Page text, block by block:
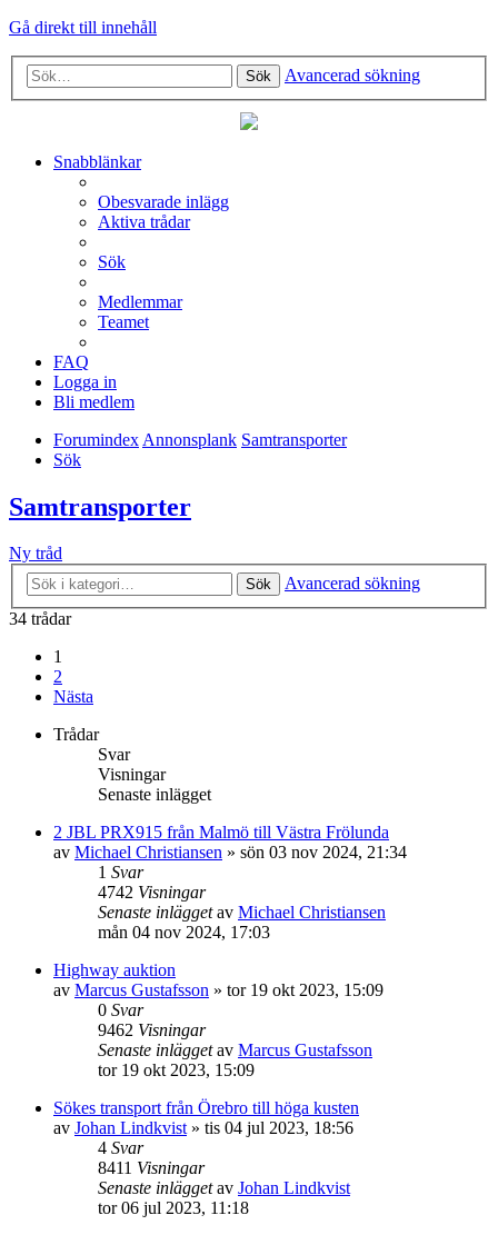
Gå direkt till innehåll
Sök Avancerad sökning
Snabblänkar
Obesvarade inlägg
Aktiva trådar
Sök
Medlemmar
Teamet
FAQ
Logga in
Bli medlem
Forumindex Annonsplank Samtransporter
Sök
Samtransporter
Ny tråd
Sök
Avancerad sökning
34 trådar
1
2
Nästa
Trådar
Svar
Visningar
Senaste inlägget
2 JBL PRX915 från Malmö till Västra Frölunda
av Michael Christiansen » sön 03 nov 2024, 21:34
1 Svar
4742 Visningar
Senaste inläggetav Michael Christiansen
mån 04 nov 2024, 17:03
Highway auktion
av Marcus Gustafsson » tor 19 okt 2023, 15:09
0 Svar
9462 Visningar
Senaste inläggetav Marcus Gustafsson
tor 19 okt 2023, 15:09
Sökes transport från Örebro till höga kusten
av Johan Lindkvist » tis 04 jul 2023, 18:56
4 Svar
8411 Visningar
Senaste inläggetav Johan Lindkvist
tor 06 jul 2023, 11:18